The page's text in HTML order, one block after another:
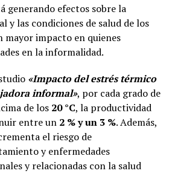
generando efectos sobre la
y las condiciones de salud de los
mayor impacto en quienes
en la informalidad.
«Impacto del estrés térmico
informal», por cada grado de
de los 20 °C, la productividad
entre un 2 % y un 3 %. Además,
el riesgo de
y enfermedades
y relacionadas con la salud